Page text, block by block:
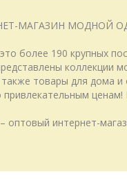
МАГАЗИН МОДНОЙ
более 190 крупных
коллекции
также товары для дома
– оптовый интернет-